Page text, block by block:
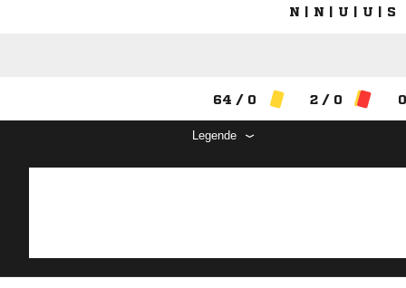
N | N | U | U | S
64 / 0 2 / 0
Legende